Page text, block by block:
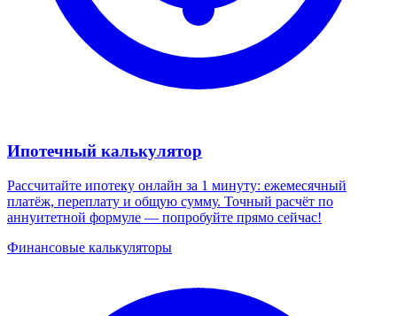
Ипотечный калькулятор
Рассчитайте ипотеку онлайн за 1 минуту: ежемесячный
платёж, переплату и общую сумму. Точный расчёт по
аннуитетной формуле — попробуйте прямо сейчас!
Финансовые калькуляторы